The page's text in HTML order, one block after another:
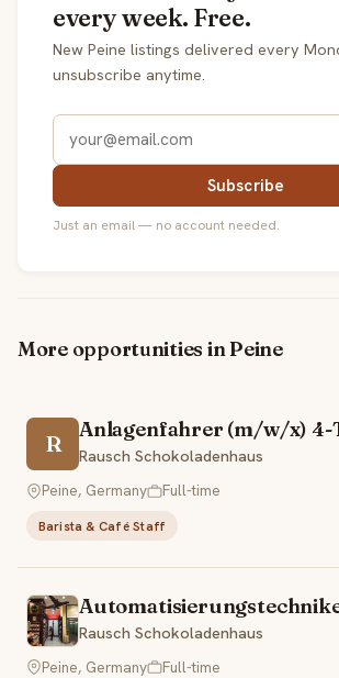
every week. Free.
New Peine listings delivered every
unsubscribe anytime.
Subscribe
Just an email — no account needed.
More opportunities in Peine
R
Anlagenfahrer (m/w/x) 4-
Rausch Schokoladenhaus
Peine, Germany
Full-time
Barista & Café Staff
Rausch Schokoladenhaus
Peine, Germany
Full-time